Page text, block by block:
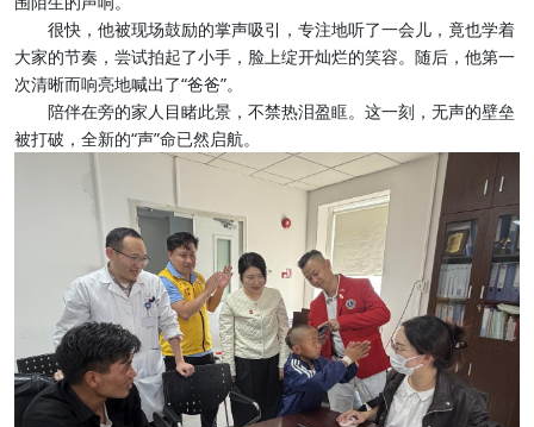
很快，他被现场鼓励的掌声吸引，专注地听了一会儿，竟也学着
大家的节奏，尝试拍起了小手，脸上绽开灿烂的笑容。随后，他第一
次清晰而响亮地喊出了“爸爸”。
陪伴在旁的家人目睹此景，不禁热泪盈眶。这一刻，无声的壁垒
被打破，全新的“声”命已然启航。